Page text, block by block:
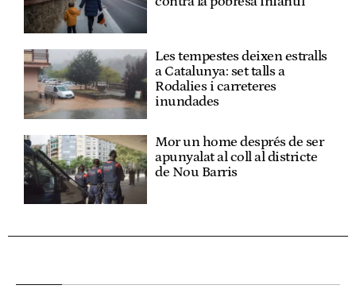
Les tempestes deixen estralls
a Catalunya: set talls a
Rodalies i carreteres
inundades
Mor un home després de ser
apunyalat al coll al districte
de Nou Barris